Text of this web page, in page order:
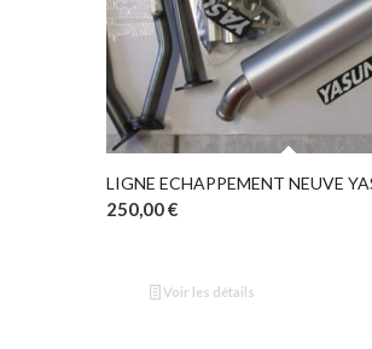
250,00€
Voir les détails